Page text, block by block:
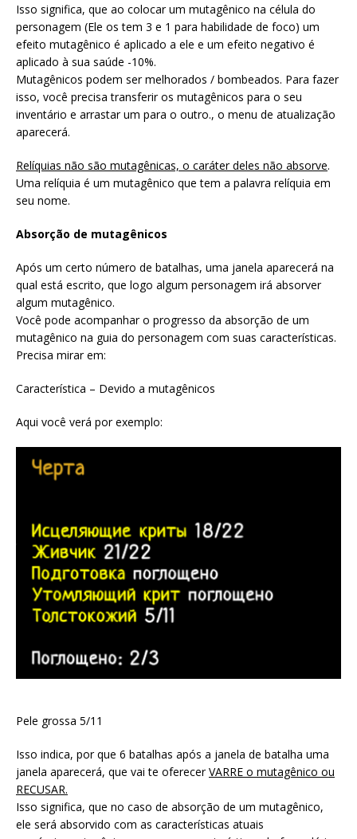
Isso significa, que ao colocar um mutagênico na célula do
personagem (Ele os tem 3 e 1 para habilidade de foco) um
efeito mutagênico é aplicado a ele e um efeito negativo é
aplicado à sua saúde -10%.
Mutagênicos podem ser melhorados / bombeados. Para fazer
isso, você precisa transferir os mutagênicos para o seu
inventário e arrastar um para o outro., o menu de atualização
aparecerá.
Relíquias não são mutagênicas, o caráter deles não absorve.
Uma relíquia é um mutagênico que tem a palavra relíquia em
seu nome.
Absorção de mutagênicos
Após um certo número de batalhas, uma janela aparecerá na
qual está escrito, que logo algum personagem irá absorver
algum mutagênico.
Você pode acompanhar o progresso da absorção de um
mutagênico na guia do personagem com suas características.
Precisa mirar em:
Característica – Devido a mutagênicos
Aqui você verá por exemplo:
Pele grossa 5/11
Isso indica, por que 6 batalhas após a janela de batalha uma
janela aparecerá, que vai te oferecerVARRE o mutagênico ou
RECUSAR.
Isso significa, que no caso de absorção de um mutagênico,
ele será absorvido com as características atuais